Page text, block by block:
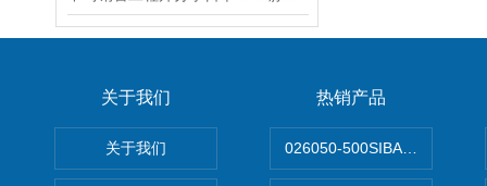
关于我们
关于我们
热销产品
026050-500SIBATA 500mL